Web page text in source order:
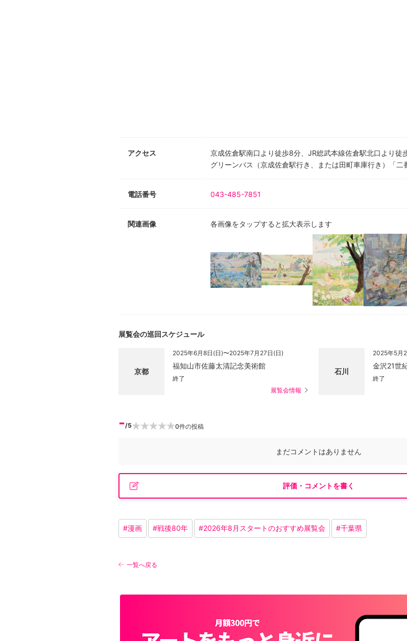
アクセス
京成佐倉駅南口より徒歩8分、JR総武本線佐倉駅北口より徒
グリーンバス（京成佐倉駅行き、または田町車庫行き）「二
電話番号 043-485-7851
関連画像 各画像をタップすると拡大表示します
展覧会の巡回スケジュール
京都
2025年6月8日(日)〜2025年7月27日(日)
福知山市佐藤太清記念美術館
終了
展覧会情報
石川
2025年5月
金沢21世
終了
-/5 0件の投稿
まだコメントはありません
評価・コメントを書く
#漫画 #戦後80年 #2026年8月スタートのおすすめ展覧会 #千葉県
一覧へ戻る